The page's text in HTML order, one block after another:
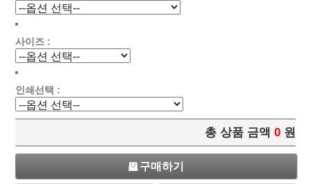
사이즈 :
인쇄선택 :
총 상품 금액 0 원
구매하기